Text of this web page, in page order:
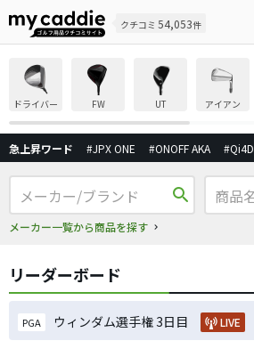
クチコミ 54,053件
ドライバー FW UT アイアン
急上昇ワード #JPX ONE #ONOFF AKA #Qi4D
search
メーカー一覧から商品を探す
リーダーボード
PGA ウィンダム選手権 3日目 LIVE